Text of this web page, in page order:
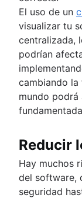
El uso de un
visualizar tu
centralizada,
podrían
cambiando
mundo
Reducir
Hay muchos
del software,
seguridad